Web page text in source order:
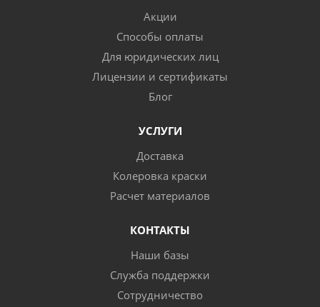
Акции
Способы оплаты
Для юридических лиц
Лицензии и сертификаты
Блог
УСЛУГИ
Доставка
Колеровка краски
Расчет материалов
КОНТАКТЫ
Наши базы
Служба поддержки
Сотрудничество